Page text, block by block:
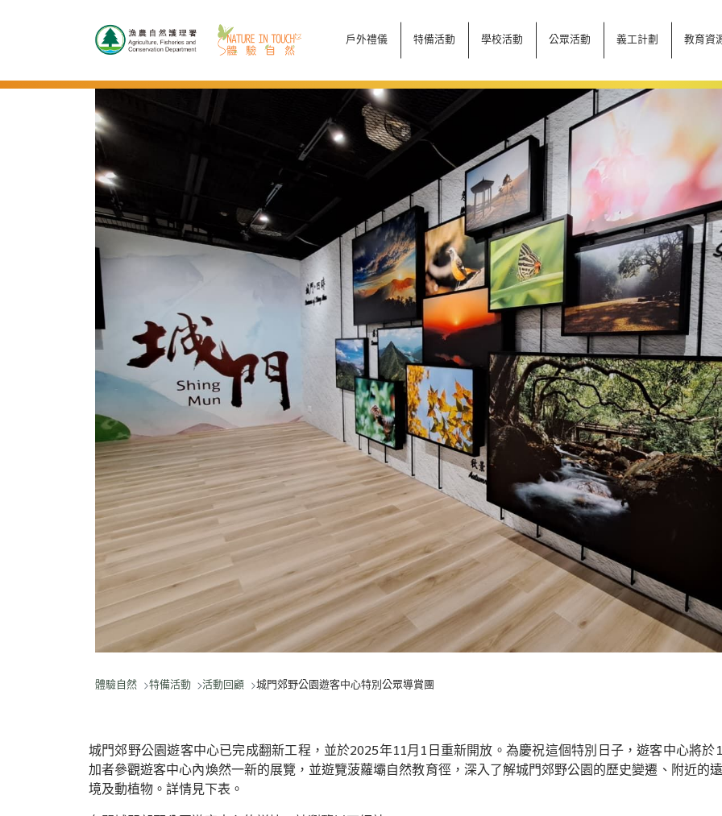
跳至主要內容 戶外禮儀 特備活動 學校活動 公眾活動 義工計劃 教育資
體驗自然 特備活動 活動回顧 城門郊野公園遊客中心特別公眾導賞團
城門郊野公園遊客中心已完成翻新工程，並於2025年11月1日重新開放。為慶祝這個特別日子，遊客中心將
加者參觀遊客中心內煥然一新的展覽，並遊覽菠蘿壩自然教育徑，深入了解城門郊野公園的歷史變遷、附近的
境及動植物。詳情見下表。